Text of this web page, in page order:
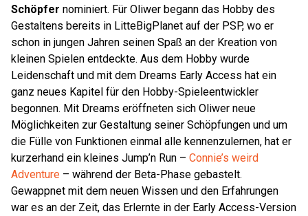
Schöpfer nominiert. Für Oliwer begann das Hobby des
Gestaltens bereits in LitteBigPlanet auf der PSP, wo er
schon in jungen Jahren seinen Spaß an der Kreation von
kleinen Spielen entdeckte. Aus dem Hobby wurde
Leidenschaft und mit dem Dreams Early Access hat ein
ganz neues Kapitel für den Hobby-Spieleentwickler
begonnen. Mit Dreams eröffneten sich Oliwer neue
Möglichkeiten zur Gestaltung seiner Schöpfungen und um
die Fülle von Funktionen einmal alle kennenzulernen, hat er
kurzerhand ein kleines Jump’n Run – Connie’s weird
Adventure – während der Beta-Phase gebastelt.
Gewappnet mit dem neuen Wissen und den Erfahrungen
war es an der Zeit, das Erlernte in der Early Access-Version